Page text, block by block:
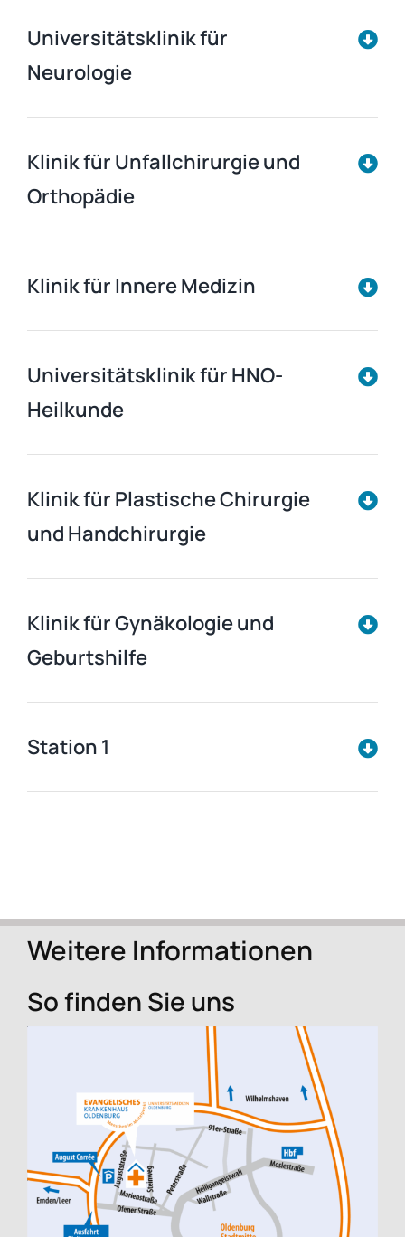
Universitätsklinik für
Neurologie
Klinik für Unfallchirurgie und
Orthopädie
Klinik für Innere Medizin
Universitätsklinik für HNO-
Heilkunde
Klinik für Plastische Chirurgie
und Handchirurgie
Klinik für Gynäkologie und
Geburtshilfe
Station 1
Weitere Informationen
So finden Sie uns